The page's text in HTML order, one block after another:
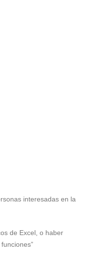
interesadas en la
de Excel, o haber